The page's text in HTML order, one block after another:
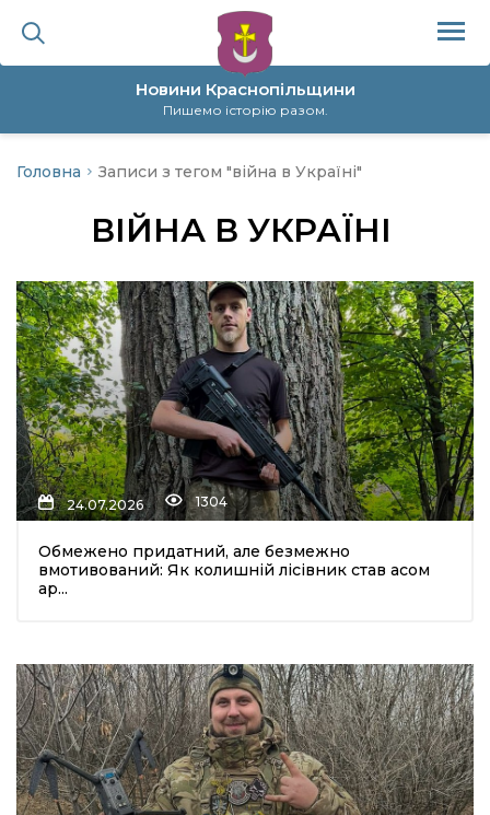
Новини Краснопільщини
Пишемо історію разом.
політика
Головна Записи з тегом "війна в Україні"
ВІЙНА В УКРАЇНІ
24.07.2026 1304
Обмежено придатний, але безмежно
вмотивований: Як колишній лісівник став асом
ар...